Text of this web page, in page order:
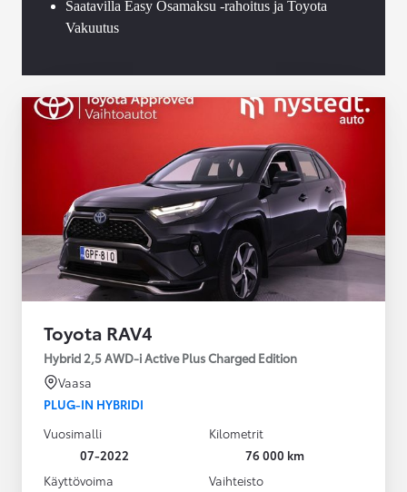
Saatavilla Easy Osamaksu -rahoitus ja Toyota
Vakuutus
Toyota RAV4
Hybrid 2,5 AWD-i Active Plus Charged Edition
Vaasa
PLUG-IN HYBRIDI
Vuosimalli
07-2022
Kilometrit
76 000 km
Käyttövoima
Vaihteisto